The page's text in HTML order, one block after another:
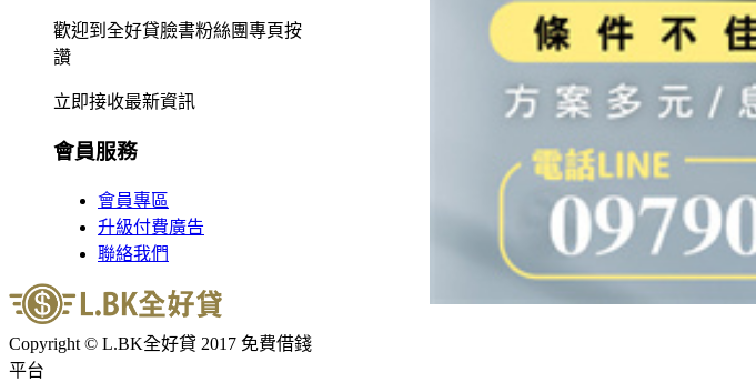
歡迎到全好貸臉書粉絲團專頁按
讚
立即接收最新資訊
會員服務
會員專區
升級付費廣告
聯絡我們
Copyright © L.BK全好貸 2017 免費借錢
平台